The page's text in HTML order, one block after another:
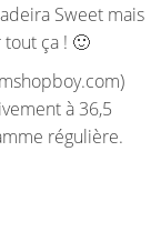
Sweet mais
tout ça ! 🙂
à 36,5
régulière.